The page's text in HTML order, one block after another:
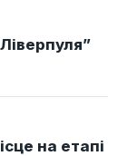
на етапі